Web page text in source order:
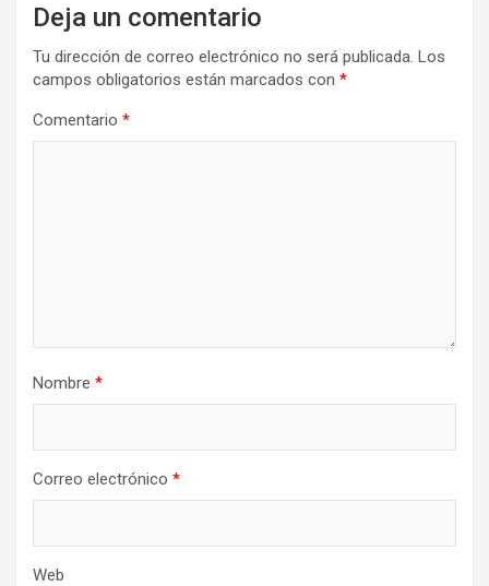
Deja un comentario
Tu dirección de correo electrónico no será publicada. Los
campos obligatorios están marcados con *
Comentario *
Nombre *
Correo electrónico *
Web